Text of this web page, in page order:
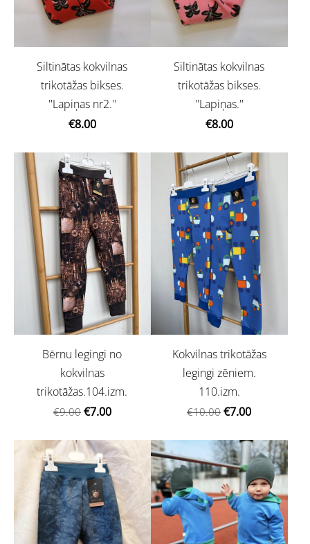
Siltinātas kokvilnas
trikotāžas bikses.
''Lapiņas nr2.''
€8.00
Siltinātas kokvilnas
trikotāžas bikses.
''Lapiņas.''
€8.00
Bērnu legingi no
kokvilnas
trikotāžas.104.izm.
€9.00 €7.00
Kokvilnas trikotāžas
legingi zēniem.
110.izm.
€10.00 €7.00